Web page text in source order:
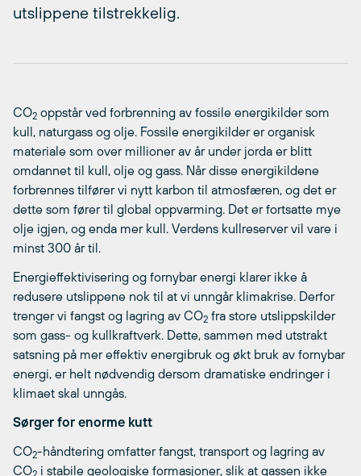
utslippene tilstrekkelig.
CO2 oppstår ved forbrenning av fossile energikilder som
kull, naturgass og olje. Fossile energikilder er organisk
materiale som over millioner av år under jorda er blitt
omdannet til kull, olje og gass. Når disse energikildene
forbrennes tilfører vi nytt karbon til atmosfæren, og det er
dette som fører til global oppvarming. Det er fortsatte mye
olje igjen, og enda mer kull. Verdens kullreserver vil vare i
minst 300 år til.
Energieffektivisering og fornybar energi klarer ikke å
redusere utslippene nok til at vi unngår klimakrise. Derfor
trenger vi fangst og lagring av CO2 fra store utslippskilder
som gass- og kullkraftverk. Dette, sammen med utstrakt
satsning på mer effektiv energibruk og økt bruk av fornybar
energi, er helt nødvendig dersom dramatiske endringer i
klimaet skal unngås.
Sørger for enorme kutt
CO2-håndtering omfatter fangst, transport og lagring av
CO
i stabile geologiske formasjoner, slik at gassen ikke